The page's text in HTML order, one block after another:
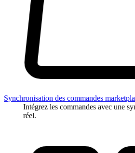
Synchronisation des commandes
Intégrez les commandes avec une
réel.